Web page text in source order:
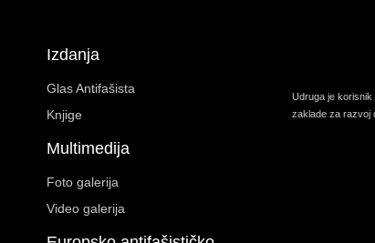
Izdanja
Glas Antifašista
Knjige
Multimedija
Foto galerija
Video galerija
Udruga je
zaklade za razvoj